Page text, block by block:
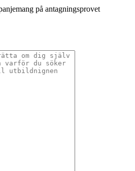
på antagningsprovet